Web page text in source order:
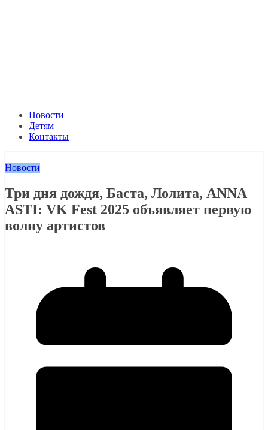
Новости
Детям
Контакты
Новости
Три дня дождя, Баста, Лолита, ANNA
ASTI: VK Fest 2025 объявляет первую
волну артистов